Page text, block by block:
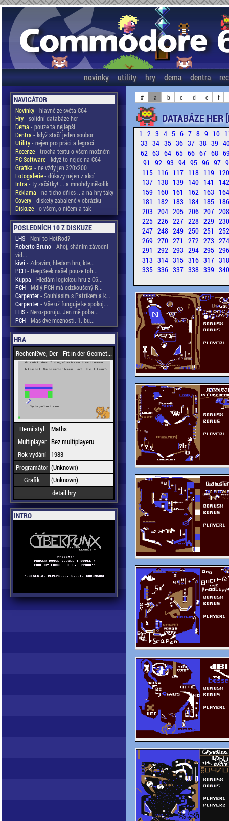
novinky utility hry dema dentra
NAVIGÁTOR
Novinky- hlavně ze světa C64
Hry- solidní databáze her
Dema - pouze ta nejlepší
Dentra - když stačí jeden soubor
Utility- nejen pro práci a legraci
Recenze- trocha textu o všem možném
PC Software- když to nejde na C64
Grafika - ne vždy jen 320x200
Fotogalerie- důkazy nejen z akcí
Intra - ty začátky! ... a mnohdy několik
Reklama - na ticho dňies .. a na hry taky
Covery- diskety zabalené v obrázku
Diskuze- o všem, o ničem a tak
POSLEDNÍCH 10 Z DISKUZE
LHS- Není to HotRod?
Roberto Bruno- Ahoj, sháním závodní
vid...
kiwi - Zdravim, hledam hru, kte...
PCH- DeepSeek našel pouze toh...
Kuppa - Hledám logickou hru z C6...
PCH- Mdlý PCH má odzkoušený R...
Carpenter- Souhlasím s Patrikem a k...
Carpenter- Vše už funguje ke spokoj...
LHS- Nerozporuju. Jen mě poba...
PCH- Mas dve moznosti. 1. bu...
HRA
Rechenl?we, Der - Fit in der Geomet...
Herní styl
Maths
Multiplayer Bez multiplayeru
Rok vydání
1983
Programátor (Unknown)
Grafik
(Unknown)
detail hry
INTRO
# a b c d e f
DATABÁZE
1 2 3 4 5 6 7 8 9 10
33 34 35 36 37 38 39
62 63 64 65 66 67 68
91 92 93 94 95 96 97
115 116 117 118 119
137 138 139 140 141
159 160 161 162 163
181
182 183 184 185
203 204 205 206 207
225 226 227 228 229
247 248 249 250 251
269 270 271 272 273
291 292 293 294 295
313 314 315 316 317
335 336 337 338 339